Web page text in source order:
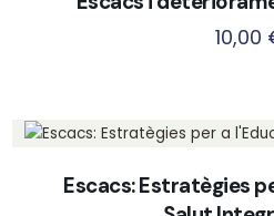
10,00
Escacs: Estratègies